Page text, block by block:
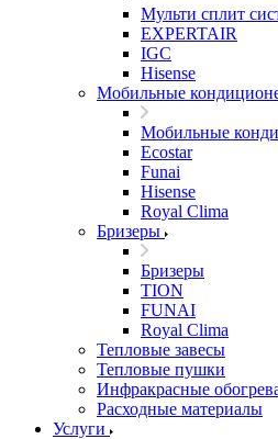
Мульти сплит
EXPERTAIR
IGC
Hisense
Мобильные
Мобильные
Ecostar
Funai
Hisense
Royal Clima
Бризеры
Бризеры
TION
FUNAI
Royal Clima
Тепловые завесы
Тепловые пушки
Инфракрасные
Расходные материалы
Услуги